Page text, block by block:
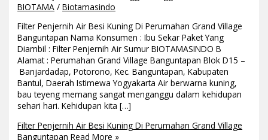
BIOTAMA /Biotamasindo
Filter Penjernih Air Besi Kuning Di Perumahan Grand Village
Banguntapan Nama Konsumen : Ibu Sekar Paket Yang
Diambil : Filter Penjernih Air Sumur BIOTAMASINDO B
Alamat : Perumahan Grand Village Banguntapan Blok D15 –
Banjardadap, Potorono, Kec. Banguntapan, Kabupaten
Bantul, Daerah Istimewa Yogyakarta Air berwarna kuning,
bau teyeng memang sangat menganggu dalam kehidupan
sehari hari. Kehidupan kita […]
Filter Penjernih Air Besi Kuning Di Perumahan Grand Village
Banguntapan Read More »